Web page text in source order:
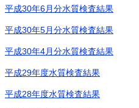
平成30年6月分水質検査結果
平成30年5月分水質検査結果
平成30年4月分水質検査結果
平成29年度水質検査結果
平成28年度水質検査結果